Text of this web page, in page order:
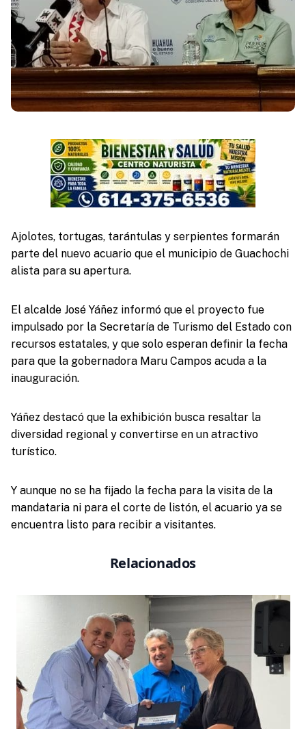
Ajolotes, tortugas, tarántulas y serpientes formarán
parte del nuevo acuario que el municipio de Guachochi
alista para su apertura.
El alcalde José Yáñez informó que el proyecto fue
impulsado por la Secretaría de Turismo del Estado con
recursos estatales, y que solo esperan definir la fecha
para que la gobernadora Maru Campos acuda a la
inauguración.
Yáñez destacó que la exhibición busca resaltar la
diversidad regional y convertirse en un atractivo
turístico.
Y aunque no se ha fijado la fecha para la visita de la
mandataria ni para el corte de listón, el acuario ya se
encuentra listo para recibir a visitantes.
Relacionados